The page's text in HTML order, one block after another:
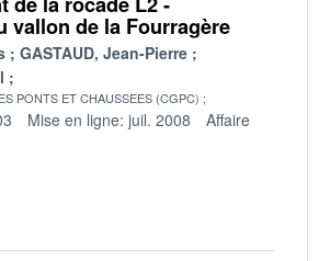
vallon de la Fourragère
GASTAUD, Jean-Pierre
PONTS ET CHAUSSEES (CGPC)
Mise en ligne: juil. 2008
Affaire